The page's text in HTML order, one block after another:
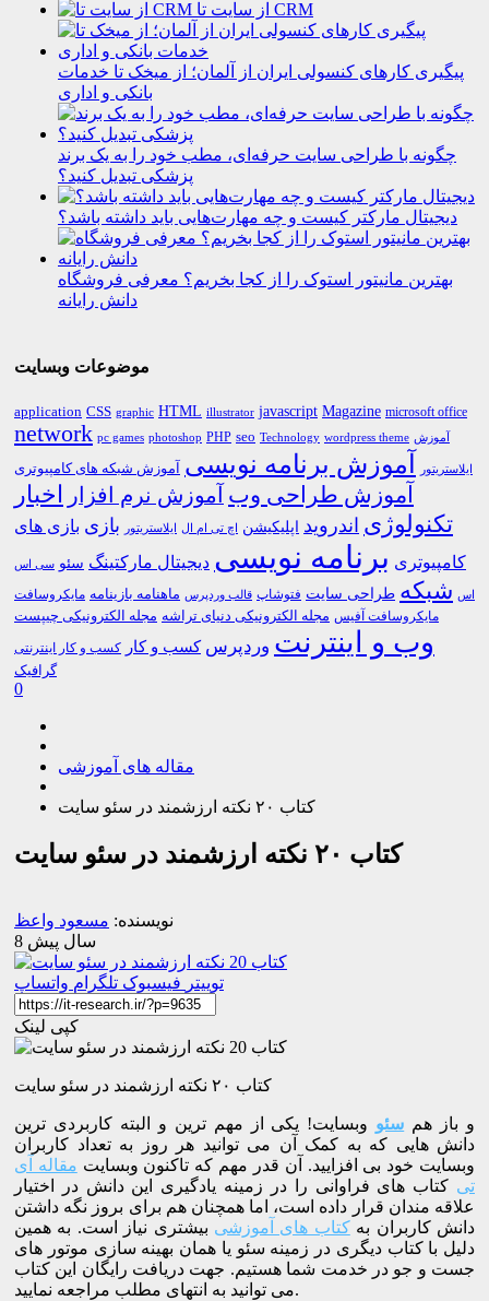
از سایت تا CRM
پیگیری کارهای کنسولی ایران از آلمان؛ از میخک تا خدمات
بانکی و اداری
چگونه با طراحی سایت حرفه‌ای، مطب خود را به یک برند
پزشکی تبدیل کنید؟
دیجیتال مارکتر کیست و چه مهارت‌هایی باید داشته باشد؟
بهترین مانیتور استوک را از کجا بخریم؟ معرفی فروشگاه
دانش رایانه
موضوعات وبسایت
application CSS graphic HTML illustrator javascript Magazine microsoft office
network pc games photoshop PHP seo Technology wordpress theme آموزش
ایلاستریتور آموزش برنامه نویسی آموزش شبکه های کامپیوتری
آموزش طراحی وب آموزش نرم افزار اخبار
تکنولوژی اندروید اپلیکیشن اچ تی ام ال ایلاستریتور بازی بازی های
کامپیوتری برنامه نویسی دیجیتال مارکتینگ سئو سی اس
اس شبکه طراحی سایت فتوشاپ قالب وردپرس ماهنامه بازینامه مایکروسافت
مایکروسافت آفیس مجله الکترونیکی دنیای تراشه مجله الکترونیکی چیپست
وب و اینترنت وردپرس کسب و کار کسب و کار اینترنتی
گرافیک
0
مقاله های آموزشی
کتاب ۲۰ نکته ارزشمند در سئو سایت
کتاب ۲۰ نکته ارزشمند در سئو سایت
نویسنده: مسعود واعظ
8 سال پیش
توییتر فیسبوک تلگرام واتساپ
کپی لینک
کتاب ۲۰ نکته ارزشمند در سئو سایت
و باز هم سئو وبسایت! یکی از مهم ترین و البته کاربردی ترین
دانش هایی که به کمک آن می توانید هر روز به تعداد کاربران
وبسایت خود بی افزایید. آن قدر مهم که تاکنون وبسایت مقاله آی
تی کتاب های فراوانی را در زمینه یادگیری این دانش در اختیار
علاقه مندان قرار داده است، اما همچنان هم برای بروز نگه داشتن
دانش کاربران بهکتاب های آموزشی بیشتری نیاز است. به همین
دلیل با کتاب دیگری در زمینه سئو یا همان بهینه سازی موتور های
جست و جو در خدمت شما هستیم. جهت دریافت رایگان این کتاب
می توانید به انتهای مطلب مراجعه نمایید.